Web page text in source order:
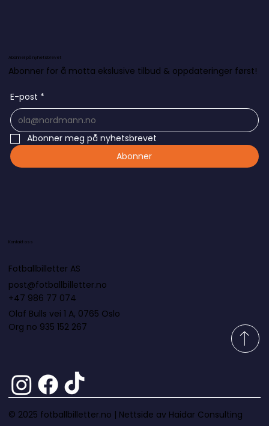
Abonner på nyhetsbrevet
Abonner for å motta ekslusive tilbud & oppdateringer først!
E-post *
Abonner meg på nyhetsbrevet
Abonner
Kontakt oss
Fotballbilletter AS
post@fotballbilletter.no
+47 986 77 074
Olaf Bulls vei 1 A, 0765 Oslo
Org no 935 152 267
© 2025 fotballbilletter.no | Nettside av Haidar Consulting